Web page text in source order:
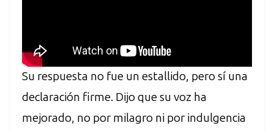
Su respuesta no fue un estallido, pero sí una
declaración firme. Dijo que su voz ha
mejorado, no por milagro ni por indulgencia